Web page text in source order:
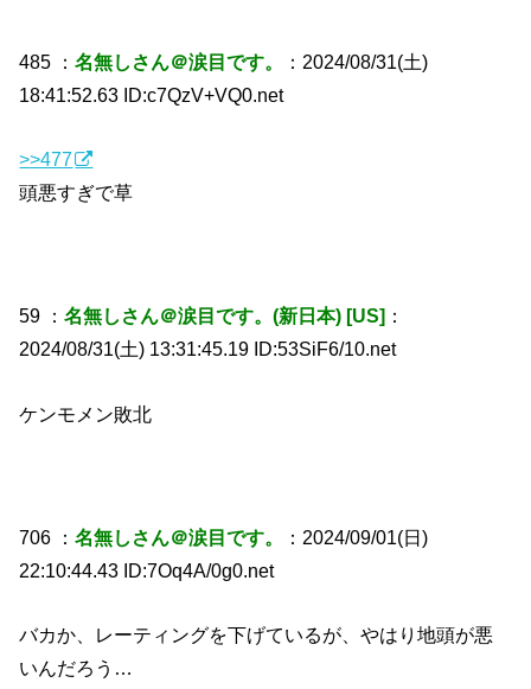
485 ：名無しさん＠涙目です。
：2024/08/31(土)
18:41:52.63 ID:c7QzV+VQ0.net
>>477
頭悪すぎで草
59 ：名無しさん＠涙目です。(新日本) [US] ：
2024/08/31(土) 13:31:45.19 ID:53SiF6/10.net
ケンモメン敗北
706 ：名無しさん＠涙目です。
：2024/09/01(日)
22:10:44.43 ID:7Oq4A/0g0.net
バカか、レーティングを下げているが、やはり地頭が悪
いんだろう…